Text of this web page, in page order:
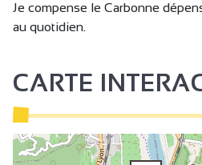
Je compense le Carbonne
au quotidien.
CARTE